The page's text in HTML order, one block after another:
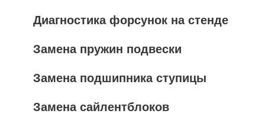
Диагностика форсунок на стенде
Замена пружин подвески
Замена подшипника ступицы
Замена сайлентблоков